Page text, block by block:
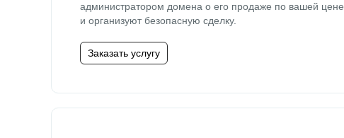
администратором домена о его продаже по вашей цене
и организуют безопасную сделку.
Заказать услугу